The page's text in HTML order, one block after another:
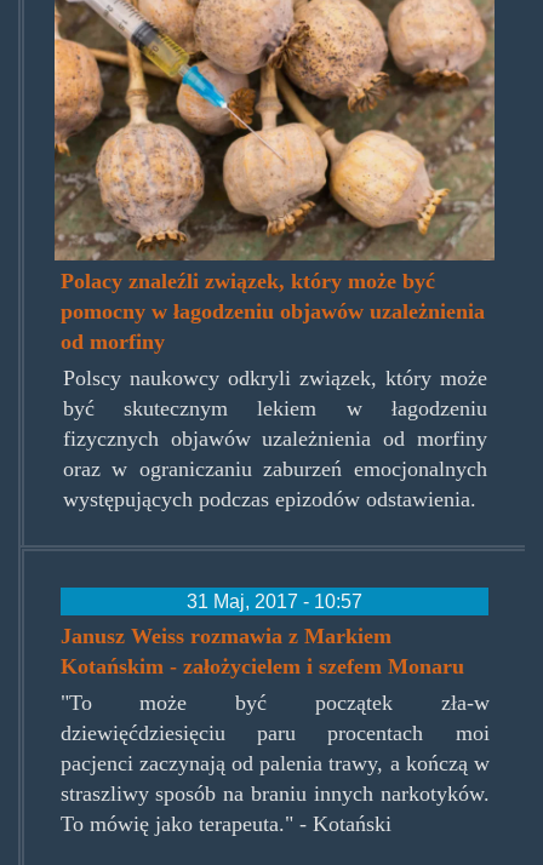
768x512.jpg
Polacy znaleźli związek, który może być
pomocny w łagodzeniu objawów uzależnienia
od morfiny
Polscy naukowcy odkryli związek, który może
być skutecznym lekiem w łagodzeniu
fizycznych objawów uzależnienia od morfiny
oraz w ograniczaniu zaburzeń emocjonalnych
występujących podczas epizodów odstawienia.
31 Maj, 2017 - 10:57
Janusz Weiss rozmawia z Markiem
Kotańskim - założycielem i szefem Monaru
"To może być początek zła-w
dziewięćdziesięciu paru procentach moi
pacjenci zaczynają od palenia trawy, a kończą w
straszliwy sposób na braniu innych narkotyków.
To mówię jako terapeuta." - Kotański